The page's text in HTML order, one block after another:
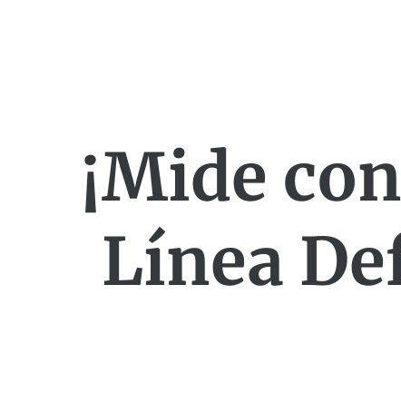
¡Mide
Línea